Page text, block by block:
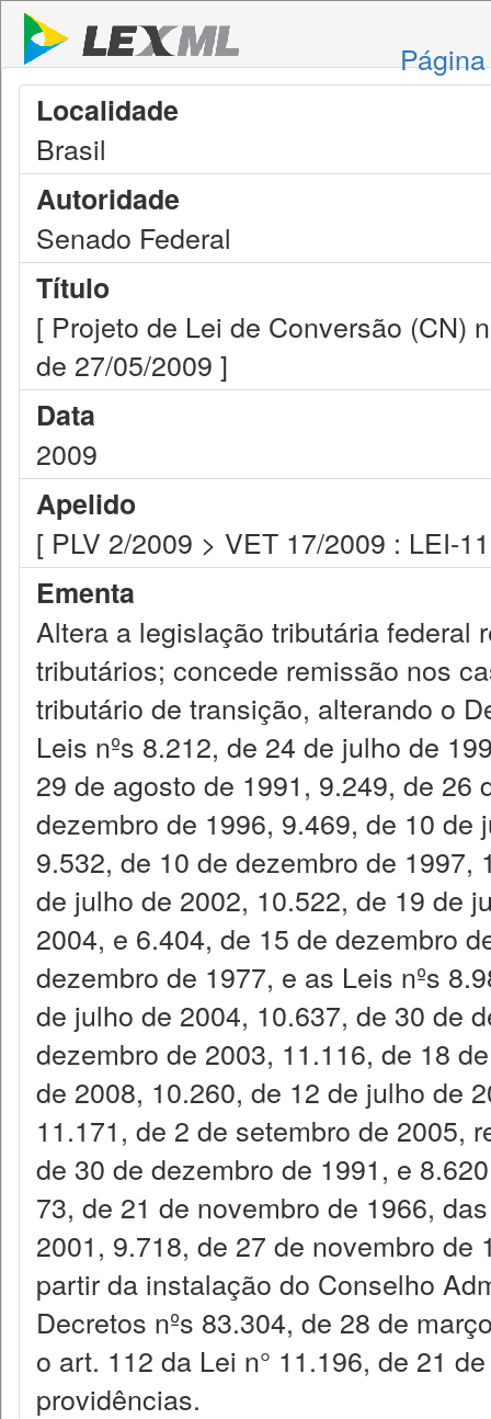
Localidade
Brasil
Autoridade
Senado Federal
Título
[ Projeto de Lei de Conversão (CN)
de 27/05/2009 ]
Data
2009
Apelido
[ PLV 2/2009 > VET 17/2009 : LEI-
Ementa
Altera a legislação tributária federal
tributários; concede remissão nos
tributário de transição, alterando o
Leis nºs 8.212, de 24 de julho de
29 de agosto de 1991, 9.249, de 26
dezembro de 1996, 9.469, de 10
9.532, de 10 de dezembro de
de julho de 2002, 10.522, de 19 de
2004, e 6.404, de 15 de dezembro
dezembro de 1977, e as Leis nºs
de julho de 2004, 10.637, de 30 de
dezembro de 2003, 11.116, de 18
de 2008, 10.260, de 12 de julho de
11.171, de 2 de setembro de 2005,
de 30 de dezembro de 1991, e
73, de 21 de novembro de 1966,
2001, 9.718, de 27 de novembro
partir da instalação do Conselho
Decretos nºs 83.304, de 28 de
o art. 112 da Lei n° 11.196, de 21
providências.